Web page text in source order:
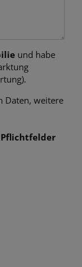
und habe
Daten, weitere